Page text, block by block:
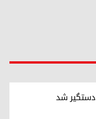
دستگیر شد